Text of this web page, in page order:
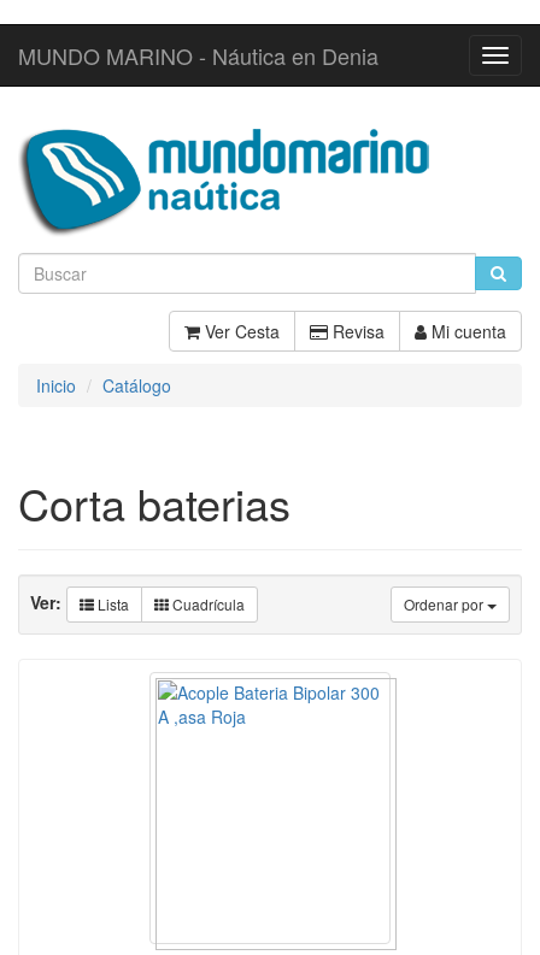
MUNDO MARINO - Náutica en Denia
Ver Cesta Revisa Mi cuenta
Inicio Catálogo
Corta baterias
Ordenar por
Ver: Lista Cuadrícula